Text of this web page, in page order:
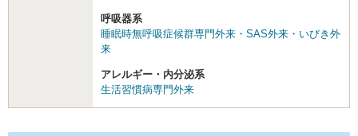
呼吸器系
睡眠時無呼吸症候群専門外来・SAS外来・いびき外
来
アレルギー・内分泌系
生活習慣病専門外来